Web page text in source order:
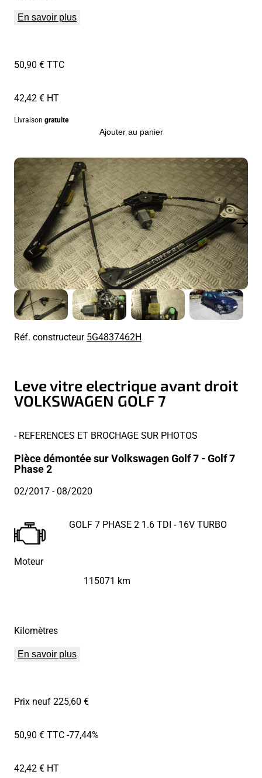
En savoir plus
50,90 € TTC
42,42 € HT
Livraison gratuite
Ajouter au panier
Réf. constructeur5G4837462H
Leve vitre electrique avant droit
VOLKSWAGEN GOLF 7
- REFERENCES ET BROCHAGE SUR PHOTOS
Pièce démontée sur Volkswagen Golf 7 - Golf 7
Phase 2
02/2017- 08/2020
Moteur
GOLF 7 PHASE 2 1.6 TDI - 16V TURBO
Kilomètres
115071 km
En savoir plus
Prix neuf 225,60 €
50,90 € TTC-77,44%
42,42 € HT